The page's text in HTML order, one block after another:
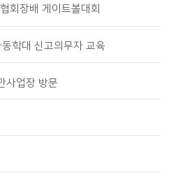
회장배 게이트볼대회
학대 신고의무자 교육
사업장 방문